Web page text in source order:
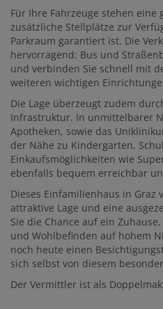
Für Ihre Fahrzeuge stehen eine
zusätzliche Stellplätze zur
Parkraum garantiert ist. Die
hervorragend: Bus und
und verbinden Sie schnell mit
weiteren wichtigen
Die Lage überzeugt zudem
Infrastruktur. In unmittelbarer
Apotheken, sowie das
der Nähe zu Kindergarten,
Einkaufsmöglichkeiten wie
ebenfalls bequem erreichbar
Dieses Einfamilienhaus in Graz
attraktive Lage und eine
Sie die Chance auf ein
und Wohlbefinden auf hohem
noch heute einen
sich selbst von diesem
Der Vermittler ist als